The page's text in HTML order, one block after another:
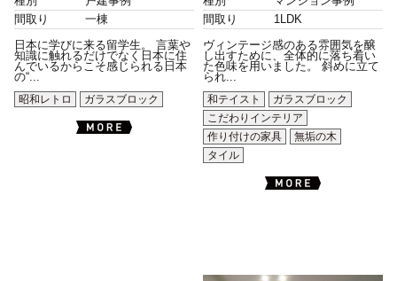
間取り
一棟
日本に学びに来る留学生。 言葉や
知識に触れるだけでなく日本に住
んでいるからこそ感じられる日本
の“...
昭和レトロ
ガラスブロック
間取り
1LDK
ヴィンテージ感のある雰囲気を醸
し出すために、全体的に落ち着い
た色味を用いました。 斜めに立て
られ...
和テイスト
ガラスブロック
こだわりインテリア
作り付けの家具
無垢の木
タイル